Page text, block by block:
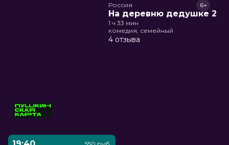
Россия
На деревню дедушке 2
6+
1 ч 33 мин
комедия, семейный
4 отзыва
550 руб.